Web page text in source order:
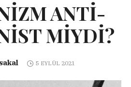
ANTİ-
MİYDİ?
5 EYLÜL 2021